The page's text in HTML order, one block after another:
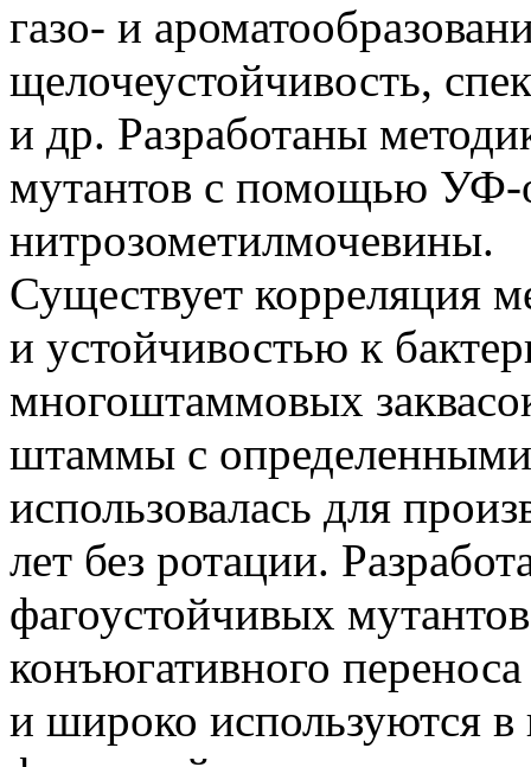
газо- и
щелочеустойчивость,
и др. Разработаны
мутантов с помощью УФ-
нитрозометилмочевины.
Существует корреляция
и устойчивостью к
многоштаммовых
штаммы с
использовалась для
лет без ротации.
фагоустойчивых
конъюгативного
и широко используются